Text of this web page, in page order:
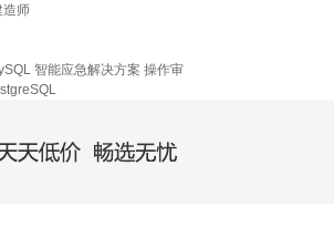
造师
智能应急解决方案 操作审
低价，畅选无忧